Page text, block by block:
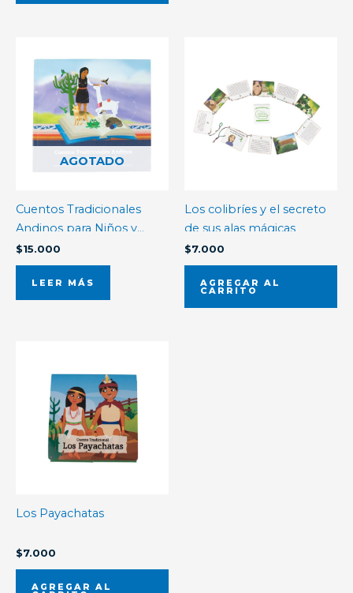
AGOTADO
Cuentos Tradicionales
Andinos para Niños y
Niñas
$15.000
LEER MÁS
Los colibríes y el secreto
de sus alas mágicas
$7.000
AGREGAR AL
CARRITO
Los Payachatas
$7.000
AGREGAR AL